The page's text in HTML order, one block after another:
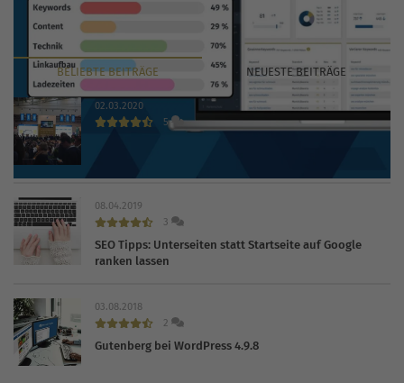
BELIEBTEBEITRÄGE NEUESTEBEITRÄGE
02.03.2020
5
08.04.2019
3
SEO Tipps: Unterseiten statt Startseite auf Google
ranken lassen
03.08.2018
2
Gutenberg bei WordPress 4.9.8